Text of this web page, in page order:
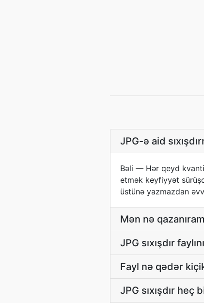
JPG-ə aid
Bəli — Hər qeyd
etmək keyfiyyət
üstünə yazmazdan
Mən nə
JPG sıxışdır
Fayl nə qədər
JPG sıxışdır heç